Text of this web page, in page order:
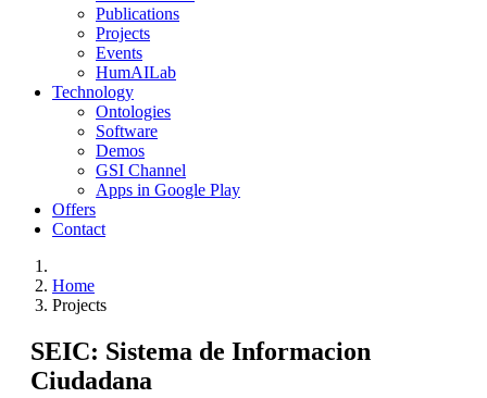
Publications
Projects
Events
HumAILab
Technology
Ontologies
Software
Demos
GSI Channel
Apps in Google Play
Offers
Contact
Home
Projects
SEIC: Sistema de Informacion
Ciudadana